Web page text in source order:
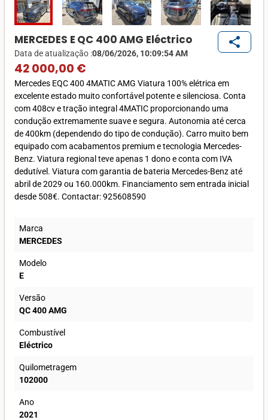
MERCEDES E QC 400 AMG Eléctrico
Data de atualização :08/06/2026, 10:09:54 AM
42 000,00 €
share
Mercedes EQC 400 4MATIC AMG Viatura 100% elétrica em
excelente estado muito confortável potente e silenciosa. Conta
com 408cv e tração integral 4MATIC proporcionando uma
condução extremamente suave e segura. Autonomia até cerca
de 400km (dependendo do tipo de condução). Carro muito bem
equipado com acabamentos premium e tecnologia Mercedes-
Benz. Viatura regional teve apenas 1 dono e conta com IVA
dedutível. Viatura com garantia de bateria Mercedes-Benz até
abril de 2029 ou 160.000km. Financiamento sem entrada inicial
desde 508€. Contactar: 925608590
Marca
MERCEDES
Modelo
E
Versão
QC 400 AMG
Combustível
Eléctrico
Quilometragem
102000
Ano
2021